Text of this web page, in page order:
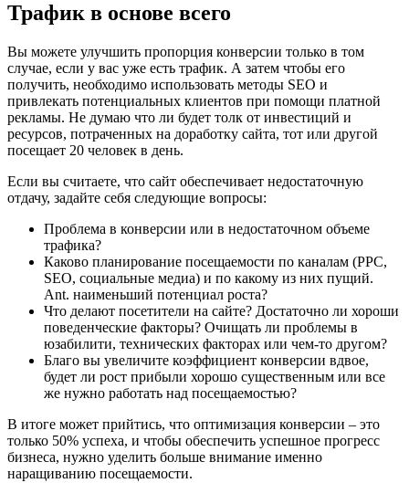
Трафик в основе всего
Вы можете улучшить пропорция конверсии только в том
случае, если у вас уже есть трафик. А затем чтобы его
получить, необходимо использовать методы SEO и
привлекать потенциальных клиентов при помощи платной
рекламы. Не думаю что ли будет толк от инвестиций и
ресурсов, потраченных на доработку сайта, тот или другой
посещает 20 человек в день.
Если вы считаете, что сайт обеспечивает недостаточную
отдачу, задайте себя следующие вопросы:
Проблема в конверсии или в недостаточном объеме
трафика?
Каково планирование посещаемости по каналам (PPC,
SEO, социальные медиа) и по какому из них пущий.
Ant. наименьший потенциал роста?
Что делают посетители на сайте? Достаточно ли хороши
поведенческие факторы? Очищать ли проблемы в
юзабилити, технических факторах или чем-то другом?
Благо вы увеличите коэффициент конверсии вдвое,
будет ли рост прибыли хорошо существенным или все
же нужно работать над посещаемостью?
В итоге может прийтись, что оптимизация конверсии – это
только 50% успеха, и чтобы обеспечить успешное прогресс
бизнеса, нужно уделить больше внимание именно
наращиванию посещаемости.